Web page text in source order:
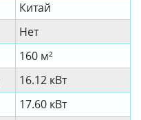
Китай
Нет
160 м²
16.12 кВт
17.60 кВт